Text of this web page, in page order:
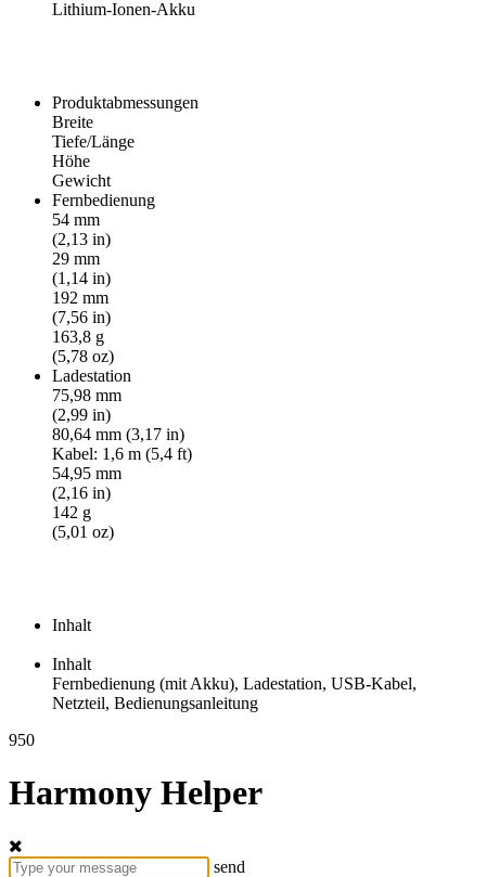
Lithium-Ionen-Akku
Produktabmessungen
Breite
Tiefe/Länge
Höhe
Gewicht
Fernbedienung
54 mm
(2,13 in)
29 mm
(1,14 in)
192 mm
(7,56 in)
163,8 g
(5,78 oz)
Ladestation
75,98 mm
(2,99 in)
80,64 mm (3,17 in)
Kabel: 1,6 m (5,4 ft)
54,95 mm
(2,16 in)
142 g
(5,01 oz)
Inhalt
Inhalt
Fernbedienung (mit Akku), Ladestation, USB-Kabel,
Netzteil, Bedienungsanleitung
950
Harmony Helper
send